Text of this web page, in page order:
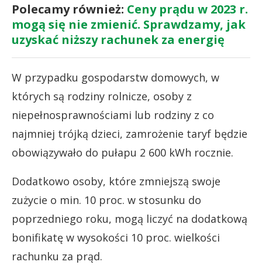
Polecamy również: Ceny prądu w 2023 r.
mogą się nie zmienić. Sprawdzamy, jak
uzyskać niższy rachunek za energię
W przypadku gospodarstw domowych, w
których są rodziny rolnicze, osoby z
niepełnosprawnościami lub rodziny z co
najmniej trójką dzieci, zamrożenie taryf będzie
obowiązywało do pułapu 2 600 kWh rocznie.
Dodatkowo osoby, które zmniejszą swoje
zużycie o min. 10 proc. w stosunku do
poprzedniego roku, mogą liczyć na dodatkową
bonifikatę w wysokości 10 proc. wielkości
rachunku za prąd.